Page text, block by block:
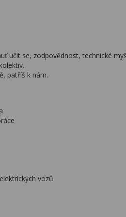
učit se, zodpovědnost, technické
patříš k nám.
vozů